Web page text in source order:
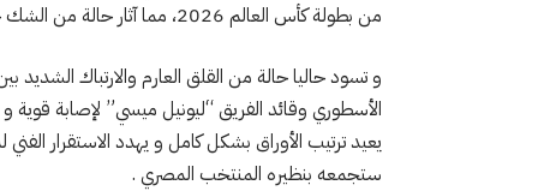
من بطولة كأس العالم 2026، مما آثار حالة من الشك حول مشاركته في المباراة القادمة أمام المنتخب المصري بدور الـ16.
و تسود حاليا حالة من القلق العارم والارتباك الشديد
الأسطوري وقائد الفريق “ليونيل ميسي” لإصابة
يعيد ترتيب الأوراق بشكل كامل و يهدد الاستقرار الفني
ستجمعه بنظيره المنتخب المصري .